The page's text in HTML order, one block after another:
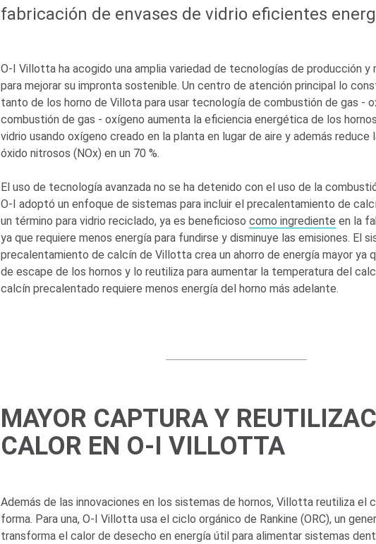
fabricación de envases de vidrio eficientes
O-I Villotta ha acogido una amplia variedad de tecnologías de producción y
para mejorar su impronta sostenible. Un centro de atención principal lo
tanto de los horno de Villota para usar tecnología de combustión de gas -
combustión de gas - oxígeno aumenta la eficiencia energética de los
vidrio usando oxígeno creado en la planta en lugar de aire y además reduce
óxido nitrosos (NOx) en un 70 %.
El uso de tecnología avanzada no se ha detenido con el uso de la
O-I adoptó un enfoque de sistemas para incluir el precalentamiento de
un término para vidrio reciclado, ya es beneficioso como ingrediente en la
ya que requiere menos energía para fundirse y disminuye las emisiones. El
precalentamiento de calcín de Villotta crea un ahorro de energía mayor ya
de escape de los hornos y lo reutiliza para aumentar la temperatura del
calcín precalentado requiere menos energía del horno más adelante.
MAYOR CAPTURA Y
CALOR EN O-I VILLOTTA
Además de las innovaciones en los sistemas de hornos, Villotta reutiliza el
forma. Para una, O-I Villotta usa el ciclo orgánico de Rankine (ORC), un
transforma el calor de desecho en energía útil para alimentar sistemas